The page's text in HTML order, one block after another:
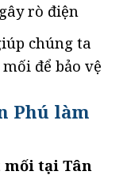
rò điện
chúng ta
để bảo vệ
Phú làm
mối tại Tân